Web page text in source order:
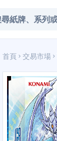
首頁 chevron_right 交易市場 chevron_right